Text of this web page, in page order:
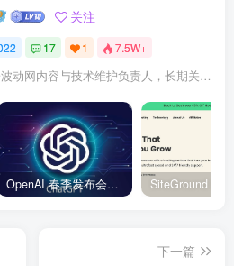
关注
17 1 7.5W+
Harry，光子波动网内容与技术维护负责人，长期关注 WordPress、Elementor、WooCommerce、网站报错修复、性能优化、SEO 内容排期与结构化数据优化。擅长把复杂的网站故障拆成可执行的排查步骤，并持续维护 361sale.com 的 WordPress 实战教程知识库。
OpenAI 春季发布会：全新 GPT-4o 多模态模型发布，实时互动及免费用户升级全面开启
下一篇